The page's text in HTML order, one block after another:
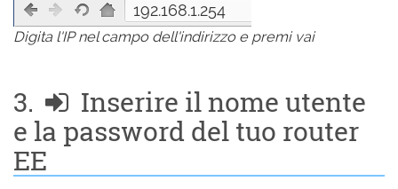
192.168.1.254
Digita l'IP nel campo dell'indirizzo e premi vai
3.
Inserire il nome utente
e la password del tuo router
EE